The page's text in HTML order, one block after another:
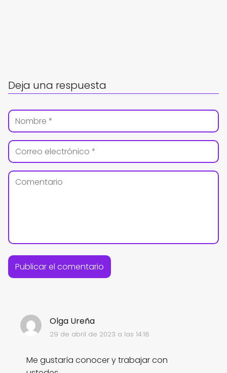
Olga Ureña
29 de abril de 2023 a las 14:18
Me gustaría conocer y trabajar con
Deja una respuesta